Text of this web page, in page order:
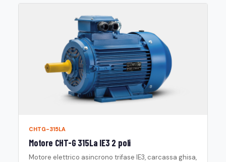
CHTG-315LA
Motore CHT-G 315La IE3 2 poli
Motore elettrico asincrono trifase IE3, carcassa ghisa,